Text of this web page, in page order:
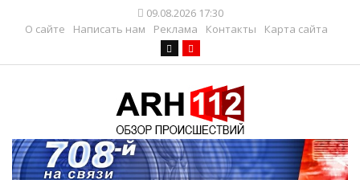
09.08.2026 17:30
О сайте
Написать нам Реклама Контакты Карта сайта